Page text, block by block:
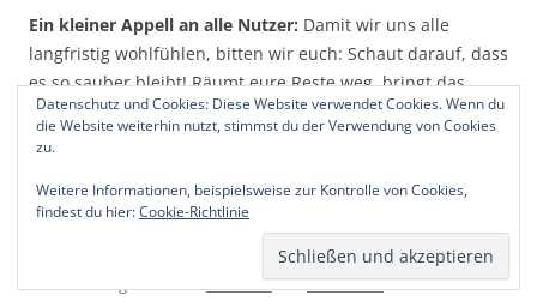
Ein kleiner Appell an alle Nutzer: Damit wir uns alle
langfristig wohlfühlen, bitten wir euch: Schaut darauf, dass
es so sauber bleibt! Räumt eure Reste weg, bringt das
Werkzeug an seinen angestammten Platz, kehrt nach dem
Werken kurz durch und hinterlasst die Arbeitsplätze so,
Auf ein sauberes und produktives Jahr 2026 im Lab!
20.3.2026vonTom Branzunter
Datenschutz und Cookies: Diese Website verwendet Cookies. Wenn du
die Website weiterhin nutzt, stimmst du der Verwendung von Cookies
zu.
Weitere Informationen, beispielsweise zur Kontrolle von Cookies,
findest du hier:Cookie-Richtlinie